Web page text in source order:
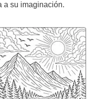
a su imaginación.